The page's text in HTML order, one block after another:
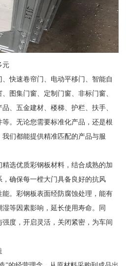
元
快速卷帘门、电动平移门、智能自
图集门窗、定制门窗、非标门窗、
、五金建材、楼梯、护栏、扶手、
。无论您需要标准化产品，还是根
们都能提供精准匹配的产品与服
选优质彩钢板材料，结合成熟的加
确保每一樘大门具备良好的抗风
。彩钢板表面经防腐蚀处理，能有
等因素影响，延长使用寿命。同
度，开启灵活，关闭紧密，为车间